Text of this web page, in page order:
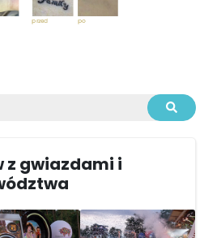
z gwiazdami i